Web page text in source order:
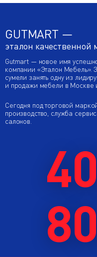
GUTMART —
эталон качественной
Gutmart — новое имя
компании «Эталон Мебель».
сумели занять одну из
и продажи мебели в Москве
Сегодня под торговой
производство, служба
салонов.